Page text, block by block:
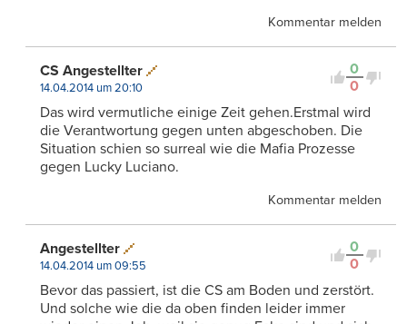
Kommentar melden
0
0
CS Angestellter
14.04.2014 um 20:10
Das wird vermutliche einige Zeit gehen.Erstmal wird
die Verantwortung gegen unten abgeschoben. Die
Situation schien so surreal wie die Mafia Prozesse
gegen Lucky Luciano.
Kommentar melden
0
0
Angestellter
14.04.2014 um 09:55
Bevor das passiert, ist die CS am Boden und zerstört.
Und solche wie die da oben finden leider immer